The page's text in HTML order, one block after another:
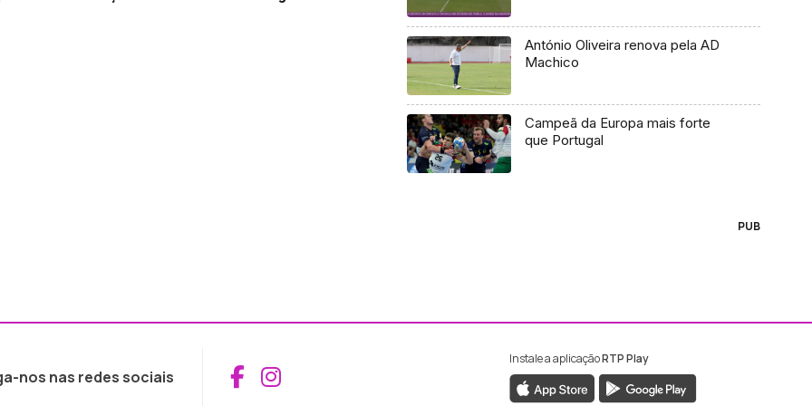
António Oliveira renova pela AD
Machico
Campeã da Europa mais forte
que Portugal
PUB
nos nas redes sociais Aceder ao Facebook da RTP Madeira
Aceder ao Instagram da RTP Madeira
Instale a aplicaçãoRTP Play